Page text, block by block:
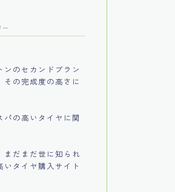
ー
のセカンドブラン
その完成度の高さに
パの高いタイヤに関
まだまだ世に知られ
タイヤ購入サイト